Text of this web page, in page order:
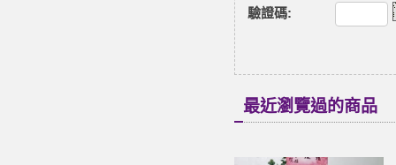
驗證碼:
最近瀏覽過的商品